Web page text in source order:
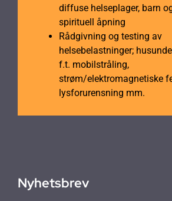
diffuse helseplager, barn
spirituell åpning
Rådgivning og testing av
helsebelastninger;
f.t. mobilstråling,
strøm/elektromagnetiske
lysforurensning mm.
Nyhetsbrev